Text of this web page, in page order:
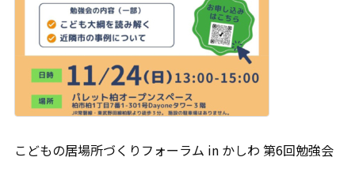
こどもの居場所づくりフォーラム in かしわ 第6回勉強会